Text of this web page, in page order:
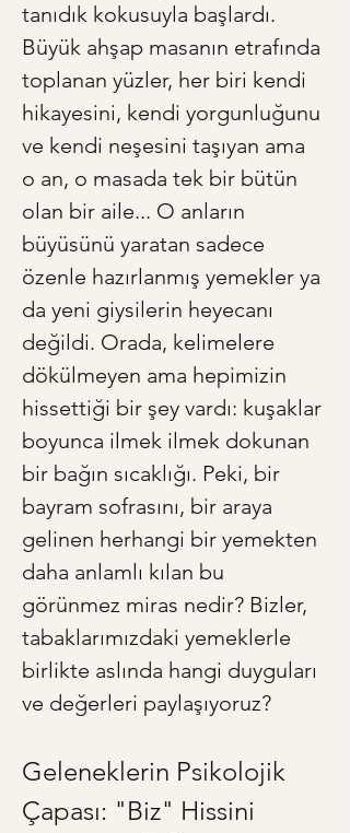
tanıdık kokusuyla başlardı.
Büyük ahşap masanın etrafında
toplanan yüzler, her biri kendi
hikayesini, kendi yorgunluğunu
ve kendi neşesini taşıyan ama
o an, o masada tek bir bütün
olan bir aile... O anların
büyüsünü yaratan sadece
özenle hazırlanmış yemekler ya
da yeni giysilerin heyecanı
değildi. Orada, kelimelere
dökülmeyen ama hepimizin
hissettiği bir şey vardı: kuşaklar
boyunca ilmek ilmek dokunan
bir bağın sıcaklığı. Peki, bir
bayram sofrasını, bir araya
gelinen herhangi bir yemekten
daha anlamlı kılan bu
görünmez miras nedir? Bizler,
tabaklarımızdaki yemeklerle
birlikte aslında hangi duyguları
ve değerleri paylaşıyoruz?
Geleneklerin Psikolojik
Çapası: "Biz" Hissini